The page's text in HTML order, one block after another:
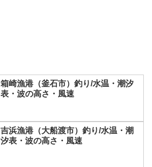
箱崎漁港（釜石市）釣り/水温・潮汐
表・波の高さ・風速
吉浜漁港（大船渡市）釣り/水温・潮
汐表・波の高さ・風速